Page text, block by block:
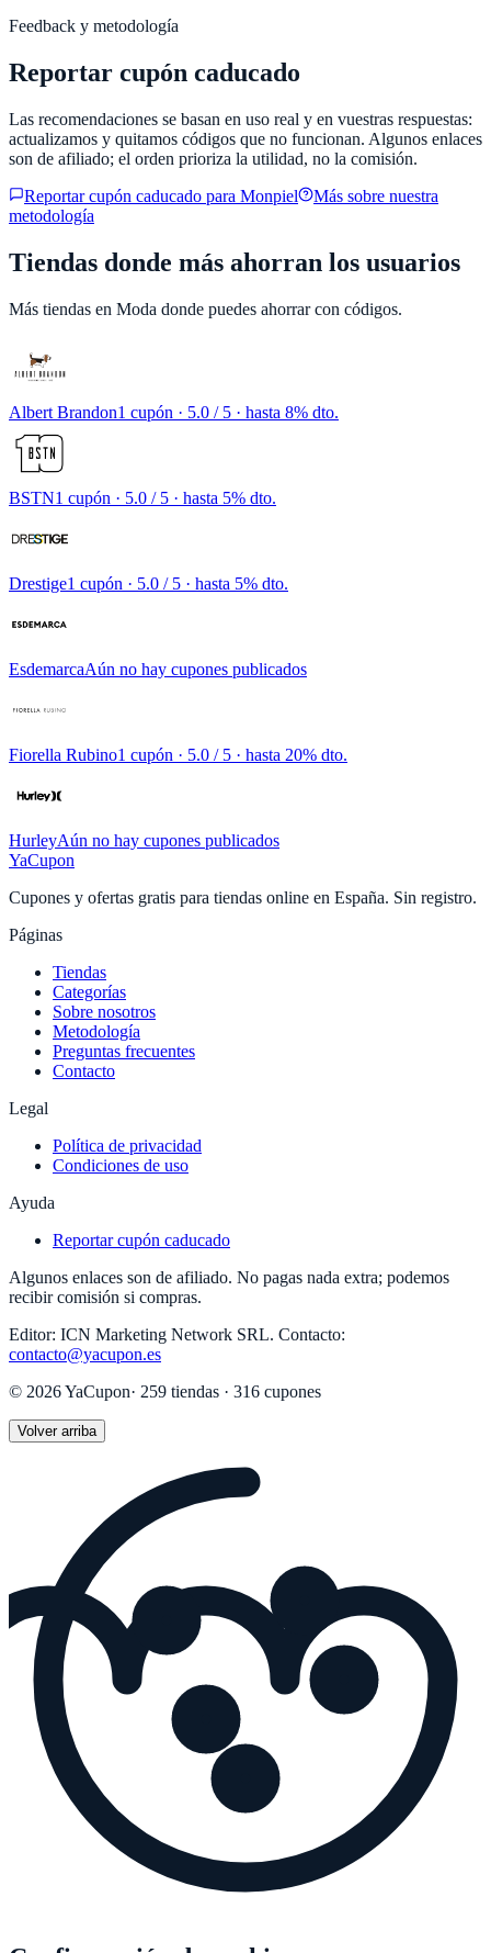
Feedback y metodología
Reportar cupón caducado
Las recomendaciones se basan en uso real y en vuestras respuestas:
actualizamos y quitamos códigos que no funcionan. Algunos enlaces
son de afiliado; el orden prioriza la utilidad, no la comisión.
Reportar cupón caducado para Monpiel
Más sobre nuestra
metodología
Tiendas donde más ahorran los usuarios
Más tiendas en Moda donde puedes ahorrar con códigos.
Albert Brandon1 cupón · 5.0 / 5 · hasta 8% dto.
BSTN1 cupón · 5.0 / 5 · hasta 5% dto.
Drestige1 cupón · 5.0 / 5 · hasta 5% dto.
EsdemarcaAún no hay cupones publicados
Fiorella Rubino1 cupón · 5.0 / 5 · hasta 20% dto.
HurleyAún no hay cupones publicados
YaCupon
Cupones y ofertas gratis para tiendas online en España. Sin registro.
Páginas
Tiendas
Categorías
Sobre nosotros
Metodología
Preguntas frecuentes
Contacto
Legal
Política de privacidad
Condiciones de uso
Ayuda
Reportar cupón caducado
Algunos enlaces son de afiliado. No pagas nada extra; podemos
recibir comisión si compras.
Editor: ICN Marketing Network SRL. Contacto:
contacto@yacupon.es
© 2026YaCupon· 259 tiendas · 316 cupones
Volver arriba